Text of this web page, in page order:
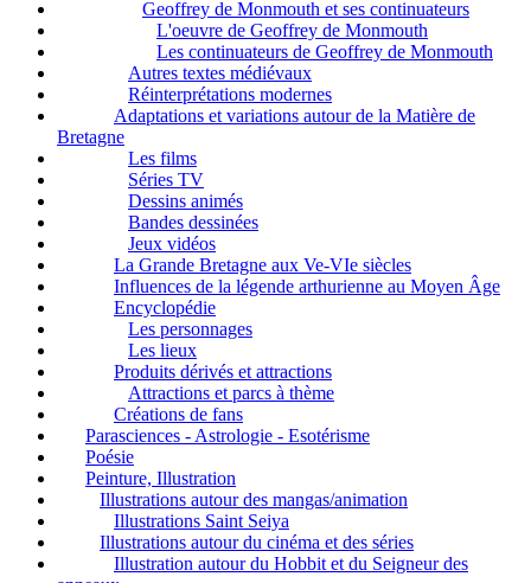
Geoffrey de Monmouth et ses continuateurs
L'oeuvre de Geoffrey de Monmouth
Les continuateurs de Geoffrey de Monmouth
Autres textes médiévaux
Réinterprétations modernes
Adaptations et variations autour de la Matière de
Bretagne
Les films
Séries TV
Dessins animés
Bandes dessinées
Jeux vidéos
La Grande Bretagne aux Ve-VIe siècles
Influences de la légende arthurienne au Moyen Âge
Encyclopédie
Les personnages
Les lieux
Produits dérivés et attractions
Attractions et parcs à thème
Créations de fans
Parasciences - Astrologie - Esotérisme
Poésie
Peinture, Illustration
Illustrations autour des mangas/animation
Illustrations Saint Seiya
Illustrations autour du cinéma et des séries
Illustration autour du Hobbit et du Seigneur des